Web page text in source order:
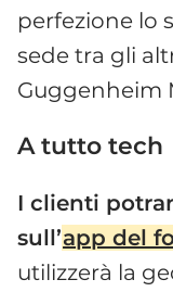
perfezione lo
sede tra gli
Guggenheim
A tutto tech
I clienti
sull’app del
utilizzerà la